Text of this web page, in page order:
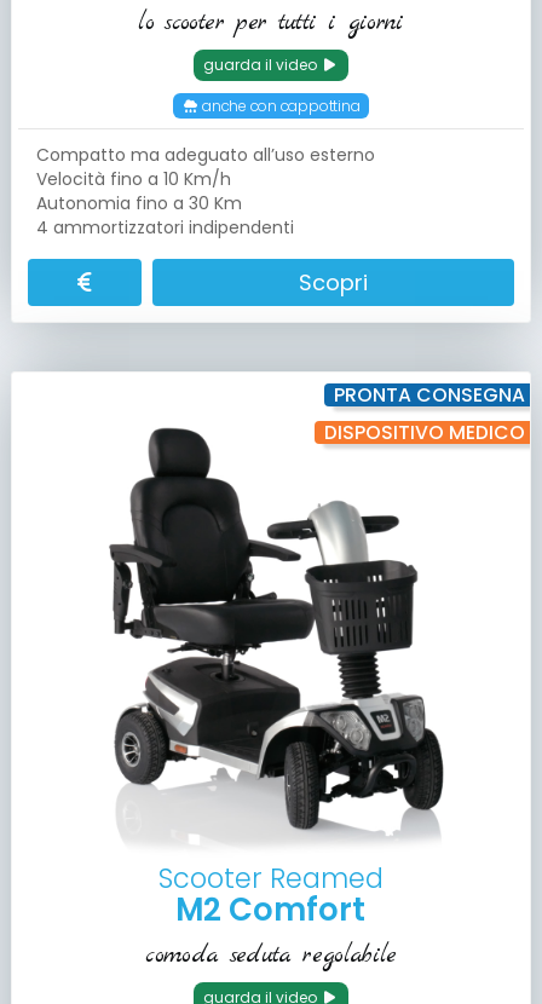
lo scooter per tutti i giorni
guarda il video
anche con cappottina
Compatto ma adeguato all’uso esterno
Velocità fino a 10 Km/h
Autonomia fino a 30 Km
4 ammortizzatori indipendenti
Scopri
PRONTA CONSEGNA
DISPOSITIVO MEDICO
Scooter Reamed
M2 Comfort
comoda seduta regolabile
guarda il video